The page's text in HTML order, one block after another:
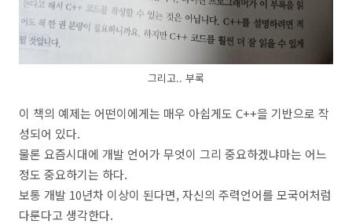
그리고.. 부록
이 책의 예제는 어떤이에게는 매우 아쉽게도 C++을 기반으로 작
성되어 있다.
물론 요즘시대에 개발 언어가 무엇이 그리 중요하겠냐마는 어느
정도 중요하기는 하다.
보통 개발 10년차 이상이 된다면, 자신의 주력언어를 모국어처럼
다룬다고 생각한다.